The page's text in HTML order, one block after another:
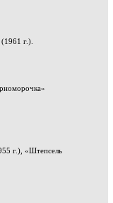
г.).
г.), «Штепсель